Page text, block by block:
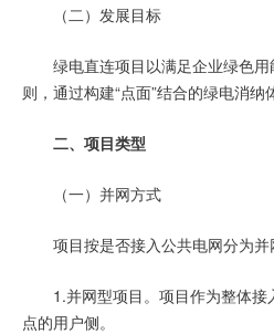
（二）发展目标
绿电直连项目以满足企业绿色
则，通过构建“点面”结合的绿电消
二、项目类型
（一）并网方式
项目按是否接入公共电网分为并
1.并网型项目。项目作为整体
点的用户侧。